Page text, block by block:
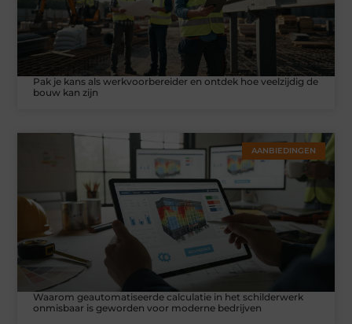
Pak je kans als werkvoorbereider en ontdek hoe veelzijdig de
bouw kan zijn
AANBIEDINGEN
Waarom geautomatiseerde calculatie in het schilderwerk
onmisbaar is geworden voor moderne bedrijven